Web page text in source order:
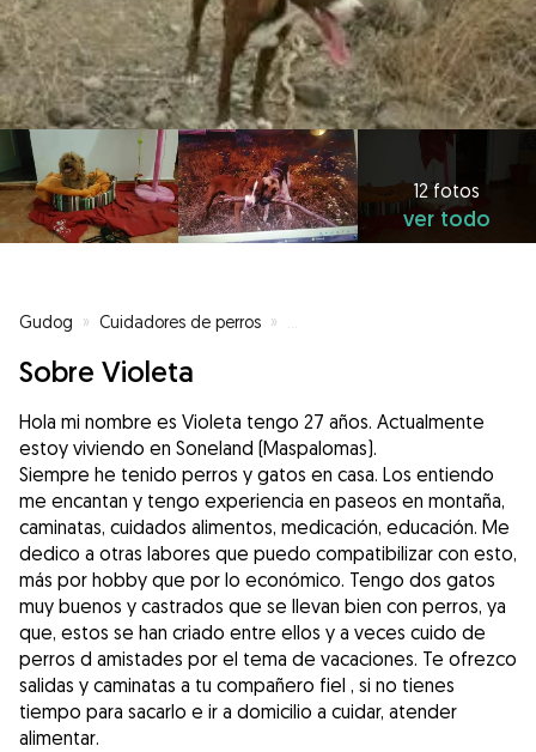
12 fotos
ver todo
Gudog » Cuidadores de perros »
Sobre Violeta
Hola mi nombre es Violeta tengo 27 años. Actualmente
estoy viviendo en Soneland (Maspalomas).
Siempre he tenido perros y gatos en casa. Los entiendo
me encantan y tengo experiencia en paseos en montaña,
caminatas, cuidados alimentos, medicación, educación. Me
dedico a otras labores que puedo compatibilizar con esto,
más por hobby que por lo económico. Tengo dos gatos
muy buenos y castrados que se llevan bien con perros, ya
que, estos se han criado entre ellos y a veces cuido de
perros d amistades por el tema de vacaciones. Te ofrezco
salidas y caminatas a tu compañero fiel , si no tienes
tiempo para sacarlo e ir a domicilio a cuidar, atender
alimentar.